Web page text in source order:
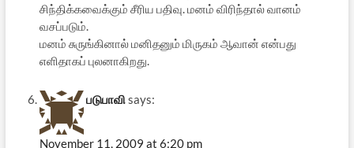
சிந்திக்கவைக்கும் சீரிய பதிவு. மனம் விரிந்தால் வானம்
வசப்படும்.
மனம் சுருங்கினால் மனிதனும் மிருகம் ஆவான் என்பது
எளிதாகப் புலனாகிறது.
படுபாவிsays:
November 11, 2009 at 6:20 pm